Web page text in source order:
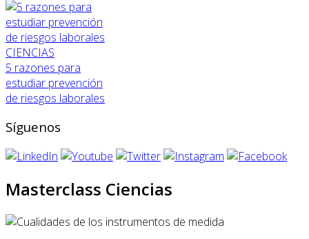
CIENCIAS
5 razones para
estudiar prevención
de riesgos laborales
Síguenos
Masterclass Ciencias